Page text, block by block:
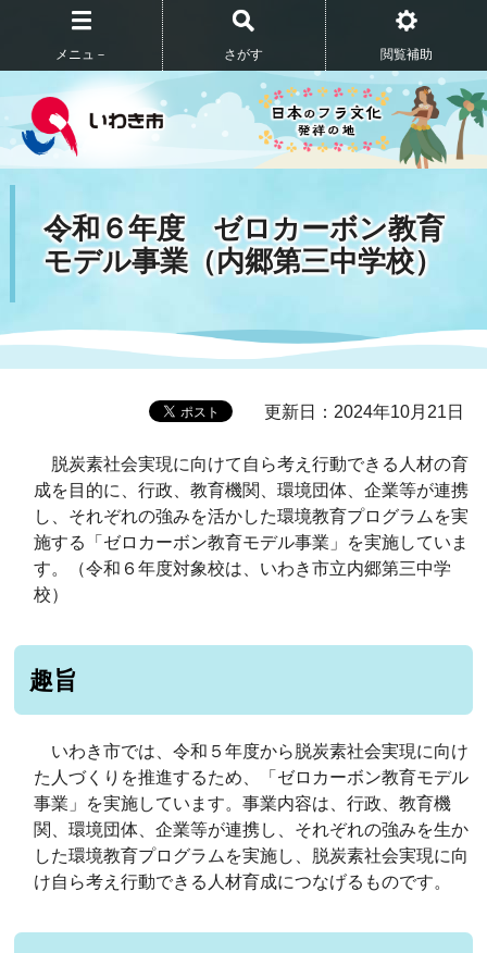
メニュ－ さがす 閲覧補助
令和６年度 ゼロカーボン教育
モデル事業（内郷第三中学校）
更新日：2024年10月21日
脱炭素社会実現に向けて自ら考え行動できる人材の育
成を目的に、行政、教育機関、環境団体、企業等が連携
し、それぞれの強みを活かした環境教育プログラムを実
施する「ゼロカーボン教育モデル事業」を実施していま
す。（令和６年度対象校は、いわき市立内郷第三中学
校）
趣旨
いわき市では、令和５年度から脱炭素社会実現に向け
た人づくりを推進するため、「ゼロカーボン教育モデル
事業」を実施しています。事業内容は、行政、教育機
関、環境団体、企業等が連携し、それぞれの強みを生か
した環境教育プログラムを実施し、脱炭素社会実現に向
け自ら考え行動できる人材育成につなげるものです。